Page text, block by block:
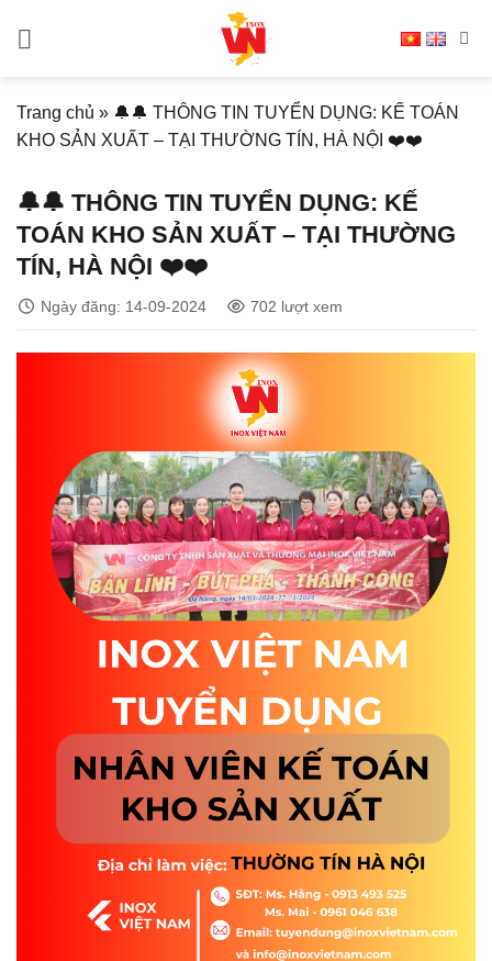
Trang chủ » 🔔🔔 THÔNG TIN TUYỂN DỤNG: KẾ TOÁN
KHO SẢN XUẤT – TẠI THƯỜNG TÍN, HÀ NỘI ❤️❤️
🔔🔔 THÔNG TIN TUYỂN DỤNG: KẾ
TOÁN KHO SẢN XUẤT – TẠI THƯỜNG
TÍN, HÀ NỘI ❤️❤️
Ngày đăng: 14-09-2024 702 lượt xem